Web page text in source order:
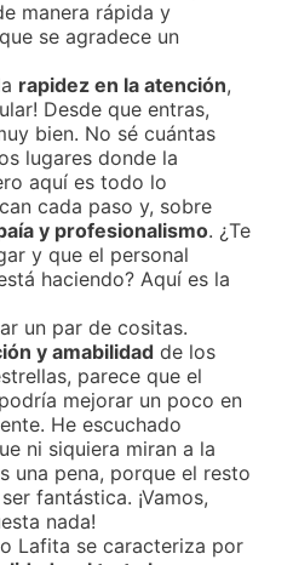
manera rápida y
se agradece un
rapidez en la atención,
Desde que entras,
bien. No sé cuántas
lugares donde la
aquí es todo lo
cada paso y, sobre
y profesionalismo. ¿Te
y que el personal
haciendo? Aquí es la
un par de cositas.
y amabilidad de los
parece que el
mejorar un poco en
He escuchado
ni siquiera miran a la
una pena, porque el resto
fantástica. ¡Vamos,
nada!
Lafita se caracteriza por